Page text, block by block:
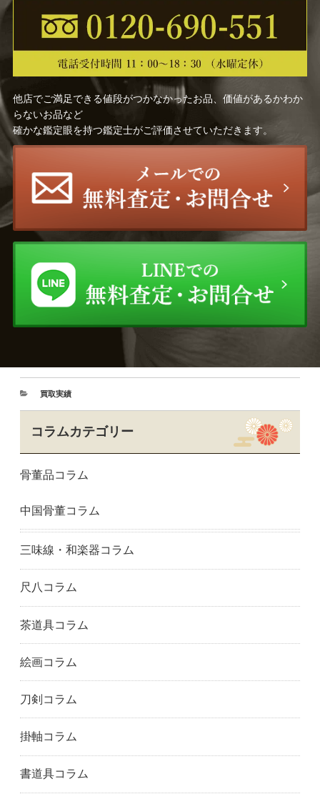
他店でご満足できる値段がつかなかったお品、価値があるかわか
らないお品など
確かな鑑定眼を持つ鑑定士がご評価させていただきます。
買取実績
コラムカテゴリー
骨董品コラム
中国骨董コラム
三味線・和楽器コラム
尺八コラム
茶道具コラム
絵画コラム
刀剣コラム
掛軸コラム
書道具コラム